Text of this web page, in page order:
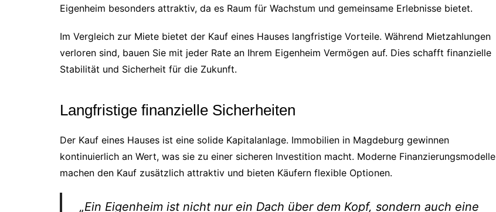
Eigenheim besonders attraktiv, da es Raum für Wachstum und gemeinsame Erlebnisse bietet.
Im Vergleich zur Miete bietet der Kauf eines Hauses langfristige Vorteile. Während Mietzahlungen
verloren sind, bauen Sie mit jeder Rate an Ihrem Eigenheim Vermögen auf. Dies schafft finanzielle
Stabilität und Sicherheit für die Zukunft.
Langfristige finanzielle Sicherheiten
Der Kauf eines Hauses ist eine solide Kapitalanlage. Immobilien in Magdeburg gewinnen
kontinuierlich an Wert, was sie zu einer sicheren Investition macht. Moderne Finanzierungsmodelle
machen den Kauf zusätzlich attraktiv und bieten Käufern flexible Optionen.
„Ein Eigenheim ist nicht nur ein Dach über dem Kopf, sondern auch eine